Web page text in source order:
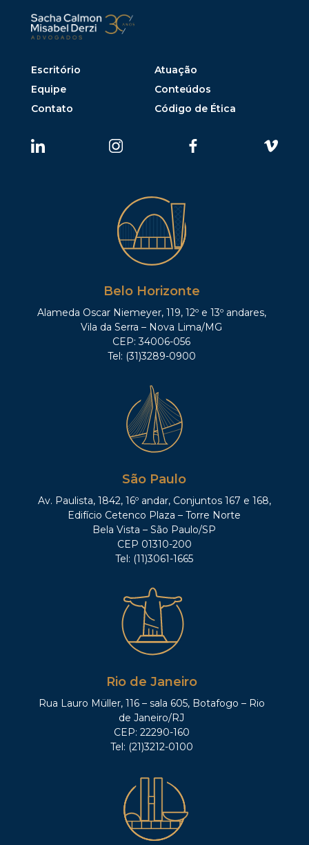
Escritório
Atuação
Equipe
Conteúdos
Contato
Código de Ética
Belo Horizonte
Alameda Oscar Niemeyer, 119, 12º e 13º andares,
Vila da Serra – Nova Lima/MG
CEP: 34006-056
Tel: (31)3289-0900
São Paulo
Av. Paulista, 1842, 16º andar, Conjuntos 167 e 168,
Edifício Cetenco Plaza – Torre Norte
Bela Vista – São Paulo/SP
CEP 01310-200
Tel: (11)3061-1665
Rio de Janeiro
Rua Lauro Müller, 116 – sala 605, Botafogo – Rio
de Janeiro/RJ
CEP: 22290-160
Tel: (21)3212-0100